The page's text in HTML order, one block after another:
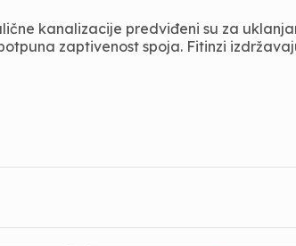
kanalizacije predviđeni su za
zaptivenost spoja. Fitinzi